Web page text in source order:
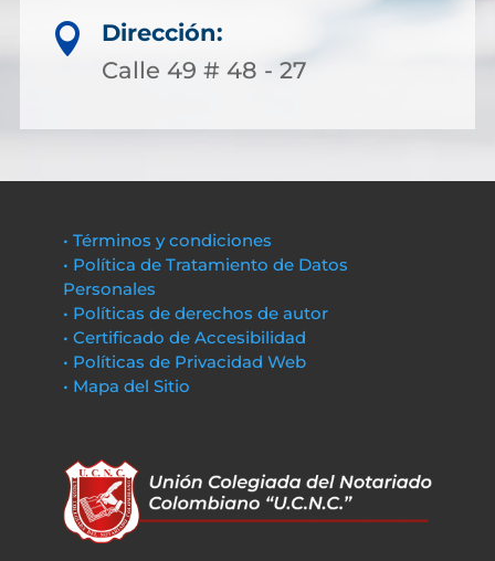

Dirección:
Calle 49 # 48 - 27
• Términos y condiciones
• Política de Tratamiento de Datos
Personales
• Políticas de derechos de autor
• Certificado de Accesibilidad
• Políticas de Privacidad Web
• Mapa del Sitio